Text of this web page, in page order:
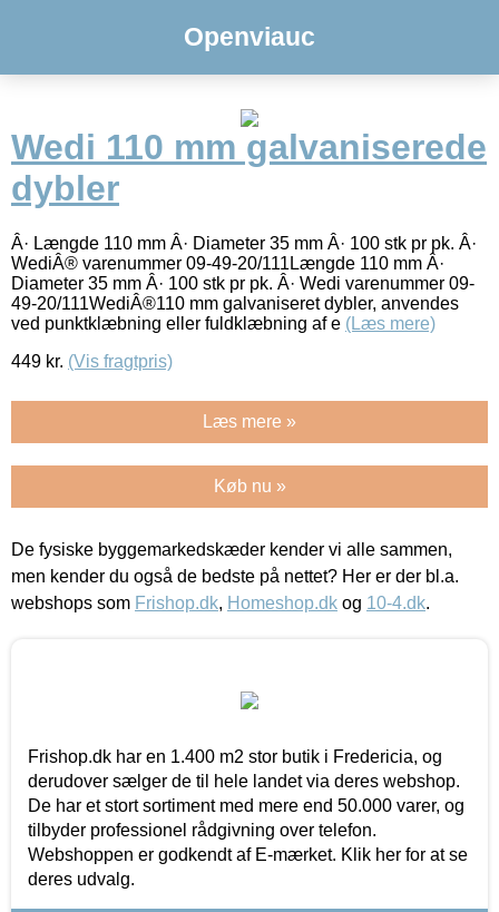
Openviauc
Wedi 110 mm galvaniserede
dybler
Â· Længde 110 mm Â· Diameter 35 mm Â· 100 stk pr pk. Â·
WediÂ® varenummer 09-49-20/111Længde 110 mm Â·
Diameter 35 mm Â· 100 stk pr pk. Â· Wedi varenummer 09-
49-20/111WediÂ®110 mm galvaniseret dybler, anvendes
ved punktklæbning eller fuldklæbning af e (Læs mere)
449 kr. (Vis fragtpris)
Læs mere »
Køb nu »
De fysiske byggemarkedskæder kender vi alle sammen,
men kender du også de bedste på nettet? Her er der bl.a.
webshops som Frishop.dk, Homeshop.dk og 10-4.dk.
Frishop.dk har en 1.400 m2 stor butik i Fredericia, og
derudover sælger de til hele landet via deres webshop.
De har et stort sortiment med mere end 50.000 varer, og
tilbyder professionel rådgivning over telefon.
Webshoppen er godkendt af E-mærket. Klik her for at se
deres udvalg.